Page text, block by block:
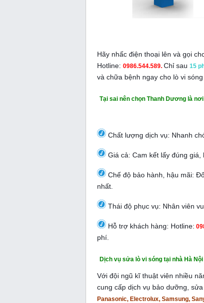
Hãy nhấc điện thoại lên và gọi
Hotline: 0986.544.589. Chỉ sau 15
và chữa bệnh ngay cho lò vi sóng
Tại sai nên chọn Thanh Dương là
Chất lượng dịch vụ: Nhanh
Giá cả: Cam kết lấy đúng giá,
Chế độ bảo hành, hậu mãi:
nhất.
Thái độ phục vụ: Nhân viên
Hỗ trợ khách hàng: Hotline:
phí.
Dịch vụ sửa lò vi sóng tại nhà Hà Nội
Với đội ngũ kĩ thuật viên nhiều
cung cấp dịch vụ bảo dưỡng,
Panasonic, Electrolux, Samsung,